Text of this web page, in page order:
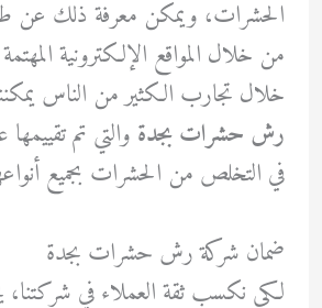
الحشرات، ويمكن معرفة ذلك عن
من خلال المواقع الإلكترونية
خلال تجارب الكثير من الناس
رش حشرات بجدة والتي تم
في التخلص من الحشرات بجميع
ضمان شركة رش حشرات بجدة
لكي نكسب ثقة العملاء في